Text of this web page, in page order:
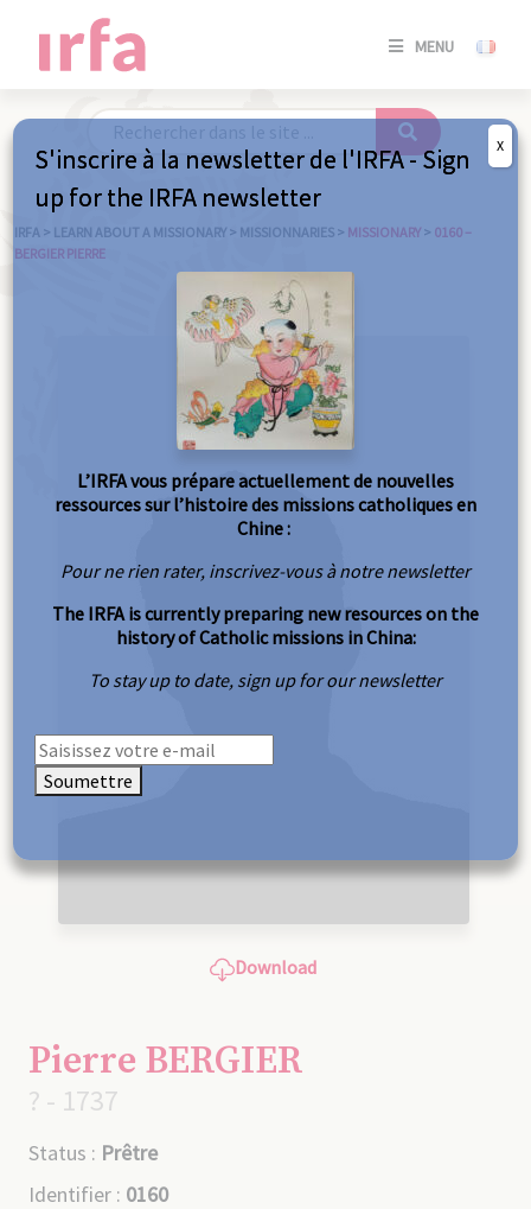
MENU
SE
/
IRFA > LEARN ABOUT A MISSIONARY > MISSIONNARIES > MISSIONARY > 0160 –
BERGIER PIERRE
Download
Pierre BERGIER
? - 1737
Status : Prêtre
Identifier : 0160
S'inscrire à la newsletter de l'IRFA - Sign
up for the IRFA newsletter
L’IRFA vous prépare actuellement de nouvelles
ressources sur l’histoire des missions catholiques en
Chine :
Pour ne rien rater, inscrivez-vous à notre newsletter
The IRFA is currently preparing new resources on the
history of Catholic missions in China:
To stay up to date, sign up for our newsletter
Soumettre
X